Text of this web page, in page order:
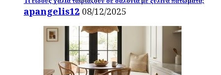
apangelis12 08/12/2025